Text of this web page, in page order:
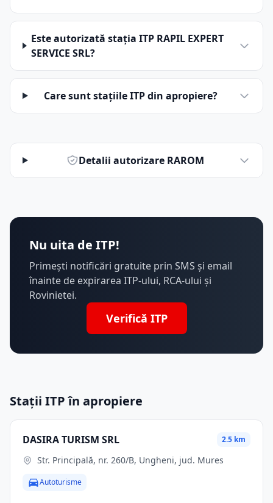
Este autorizată stația ITP RAPIL EXPERT
SERVICE SRL?
Care sunt stațiile ITP din apropiere?
Detalii autorizare RAROM
Nu uita de ITP!
Primești notificări gratuite prin SMS și email
înainte de expirarea ITP-ului, RCA-ului și
Rovinietei.
Verifică ITP
Stații ITP în apropiere
DASIRA TURISM SRL 2.5 km
Str. Principală, nr. 260/B, Ungheni, jud. Mures
Autoturisme